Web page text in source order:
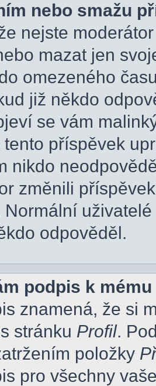
nebo smažu
nejste
mazat jen
omezeného
již někdo
se vám
tento příspěvek
nikdo
změnili
Normální
odpověděl.
podpis k
znamená, že si
stránku Profil.
položky
pro všechny